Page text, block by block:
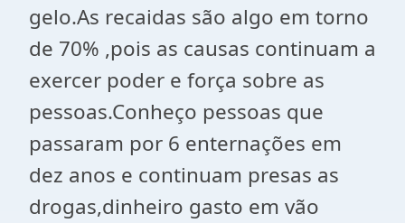
gelo.As recaidas são algo em torno
de 70% ,pois as causas continuam a
exercer poder e força sobre as
pessoas.Conheço pessoas que
passaram por 6 enternações em
dez anos e continuam presas as
drogas,dinheiro gasto em vão